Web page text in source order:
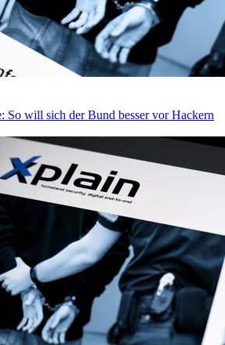
So will sich der Bund besser vor Hackern